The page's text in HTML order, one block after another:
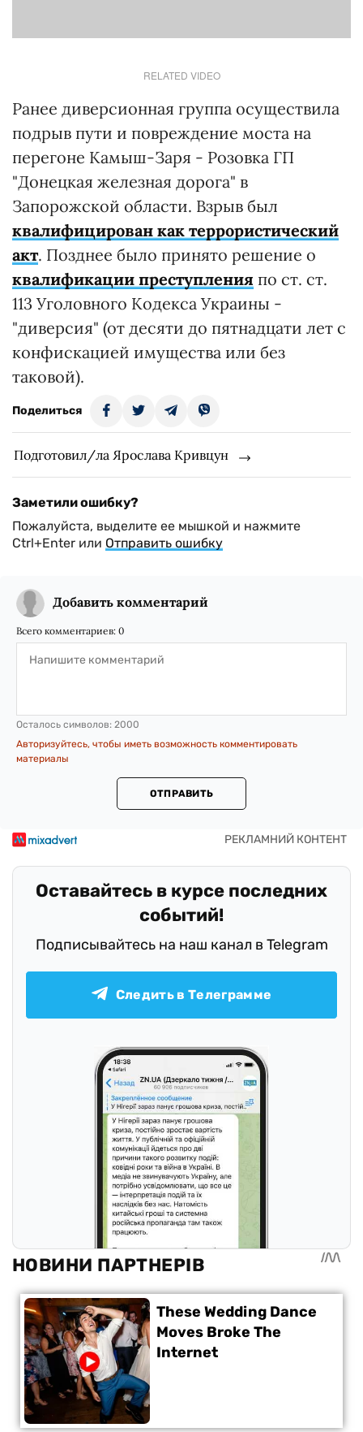
RELATED VIDEO
Ранее диверсионная группа осуществила
подрыв пути и повреждение моста на
перегоне Камыш-Заря - Розовка ГП
"Донецкая железная дорога" в
Запорожской области. Взрыв был
квалифицирован как террористический
акт. Позднее было принято решение о
квалификации преступления по ст. ст.
113 Уголовного Кодекса Украины -
"диверсия" (от десяти до пятнадцати лет с
конфискацией имущества или без
таковой).
Поделиться
Подготовил/ла Ярослава Кривцун
Заметили ошибку?
Пожалуйста, выделите ее мышкой и нажмите
Ctrl+Enter или Отправить ошибку
Добавить комментарий
Всего комментариев: 0
Осталось символов: 2000
Авторизуйтесь, чтобы иметь возможность комментировать
материалы
ОТПРАВИТЬ
Оставайтесь в курсе последних
событий!
Подписывайтесь на наш канал в Telegram
Следить в Телеграмме